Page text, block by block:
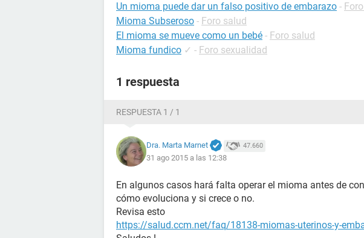
Un mioma puede dar un falso positivo de embarazo -
Mioma Subseroso - Foro salud
El mioma se mueve como un bebé - Foro salud
Mioma fundico ✓ - Foro sexualidad
1 respuesta
RESPUESTA 1 / 1
Dra. Marta Marnet 47.660
31 ago 2015 a las 12:38
En algunos casos hará falta operar el mioma antes de
cómo evoluciona y si crece o no.
Revisa esto
https://salud.ccm.net/faq/18138-miomas-uterinos-y-